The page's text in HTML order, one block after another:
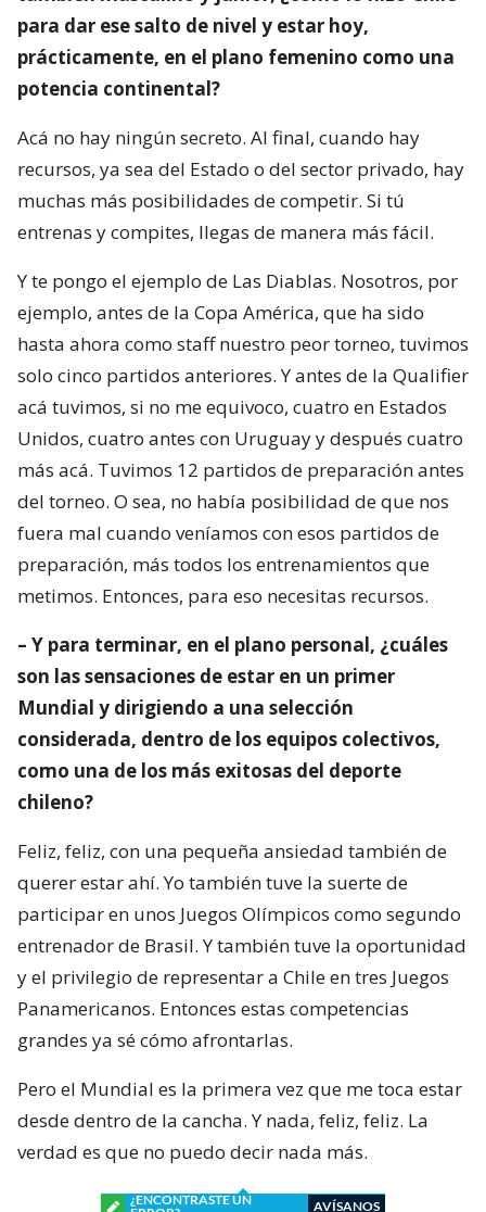
para dar ese salto de nivel y estar hoy,
prácticamente, en el plano femenino como una
potencia continental?
Acá no hay ningún secreto. Al final, cuando hay
recursos, ya sea del Estado o del sector privado, hay
muchas más posibilidades de competir. Si tú
entrenas y compites, llegas de manera más fácil.
Y te pongo el ejemplo de Las Diablas. Nosotros, por
ejemplo, antes de la Copa América, que ha sido
hasta ahora como staff nuestro peor torneo, tuvimos
solo cinco partidos anteriores. Y antes de la Qualifier
acá tuvimos, si no me equivoco, cuatro en Estados
Unidos, cuatro antes con Uruguay y después cuatro
más acá. Tuvimos 12 partidos de preparación antes
del torneo. O sea, no había posibilidad de que nos
fuera mal cuando veníamos con esos partidos de
preparación, más todos los entrenamientos que
metimos. Entonces, para eso necesitas recursos.
– Y para terminar, en el plano personal, ¿cuáles
son las sensaciones de estar en un primer
Mundial y dirigiendo a una selección
considerada, dentro de los equipos colectivos,
como una de los más exitosas del deporte
chileno?
Feliz, feliz, con una pequeña ansiedad también de
querer estar ahí. Yo también tuve la suerte de
participar en unos Juegos Olímpicos como segundo
entrenador de Brasil. Y también tuve la oportunidad
y el privilegio de representar a Chile en tres Juegos
Panamericanos. Entonces estas competencias
grandes ya sé cómo afrontarlas.
Pero el Mundial es la primera vez que me toca estar
desde dentro de la cancha. Y nada, feliz, feliz. La
verdad es que no puedo decir nada más.
¿ENCONTRASTE UN
AVÍSANOS